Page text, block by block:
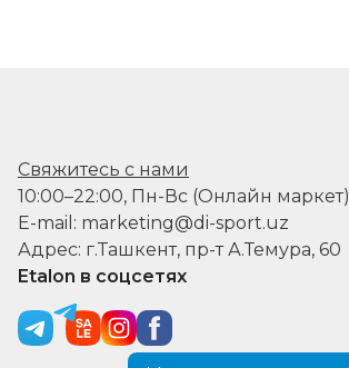
Свяжитесь с нами
10:00–22:00, Пн-Вс (Онлайн маркет)
E-mail: marketing@di-sport.uz
Адрес: г.Ташкент, пр-т А.Темура, 60
Etalon в соцсетях